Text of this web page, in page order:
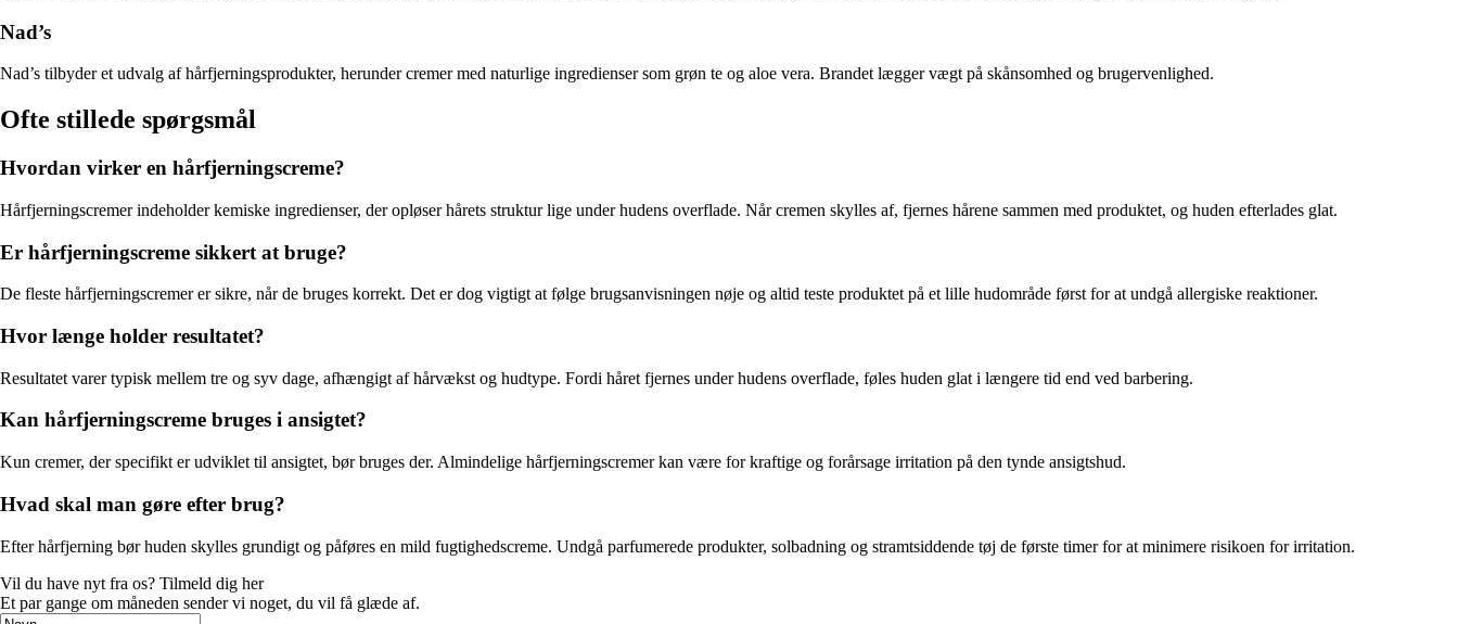
Nad’s
Nad’s tilbyder et udvalg af hårfjerningsprodukter, herunder cremer med naturlige ingredienser som grøn te og aloe vera. Brandet lægger vægt på skånsomhed og brugervenlighed.
Ofte stillede spørgsmål
Hvordan virker en hårfjerningscreme?
Hårfjerningscremer indeholder kemiske ingredienser, der opløser hårets struktur lige under hudens overflade. Når cremen skylles af, fjernes hårene sammen med produktet, og huden efterlades glat.
Er hårfjerningscreme sikkert at bruge?
De fleste hårfjerningscremer er sikre, når de bruges korrekt. Det er dog vigtigt at følge brugsanvisningen nøje og altid teste produktet på et lille hudområde først for at undgå allergiske reaktioner.
Hvor længe holder resultatet?
Resultatet varer typisk mellem tre og syv dage, afhængigt af hårvækst og hudtype. Fordi håret fjernes under hudens overflade, føles huden glat i længere tid end ved barbering.
Kan hårfjerningscreme bruges i ansigtet?
Kun cremer, der specifikt er udviklet til ansigtet, bør bruges der. Almindelige hårfjerningscremer kan være for kraftige og forårsage irritation på den tynde ansigtshud.
Hvad skal man gøre efter brug?
Efter hårfjerning bør huden skylles grundigt og påføres en mild fugtighedscreme. Undgå parfumerede produkter, solbadning og stramtsiddende tøj de første timer for at minimere risikoen for irritation.
Vil du have nyt fra os? Tilmeld dig her
Et par gange om måneden sender vi noget, du vil få glæde af.